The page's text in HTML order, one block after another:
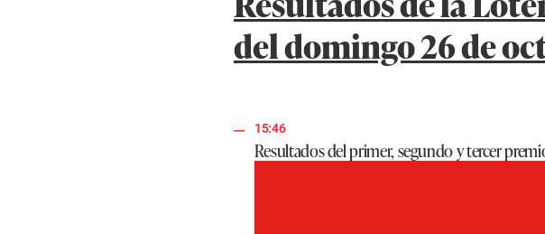
del domingo 26 de
15:46
Resultados del primer, segundo y tercer